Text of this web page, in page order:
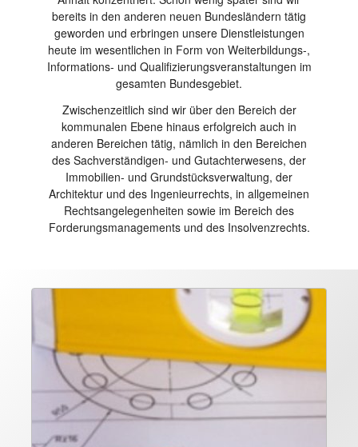
bereits in den anderen neuen Bundesländern tätig
geworden und erbringen unsere Dienstleistungen
heute im wesentlichen in Form von Weiterbildungs-,
Informations- und Qualifizierungsveranstaltungen im
gesamten Bundesgebiet.
Zwischenzeitlich sind wir über den Bereich der
kommunalen Ebene hinaus erfolgreich auch in
anderen Bereichen tätig, nämlich in den Bereichen
des Sachverständigen- und Gutachterwesens, der
Immobilien- und Grundstücksverwaltung, der
Architektur und des Ingenieurrechts, in allgemeinen
Rechtsangelegenheiten sowie im Bereich des
Forderungsmanagements und des Insolvenzrechts.